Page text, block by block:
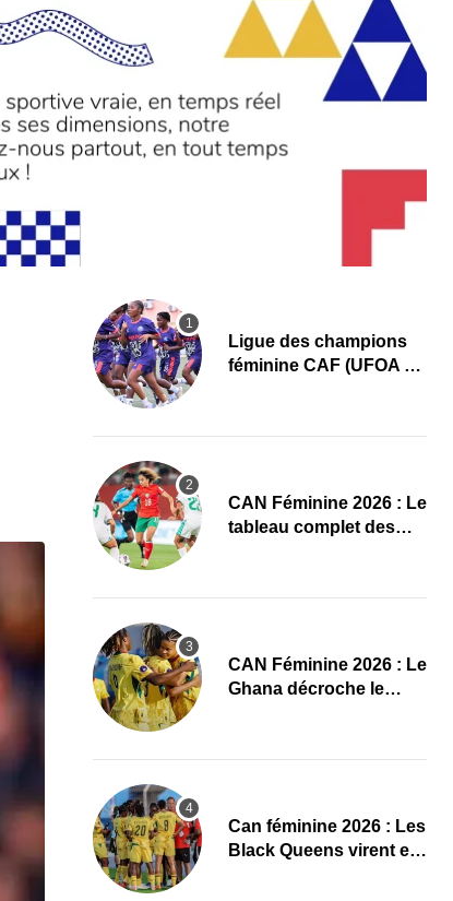
Ligue des champions
féminine CAF (UFOA A)
en Gambie
CAN Féminine 2026 : Le
tableau complet des
CAN Féminine 2026 : Le
Ghana décroche le
bien
‎Can féminine 2026 : Les
Black Queens virent en